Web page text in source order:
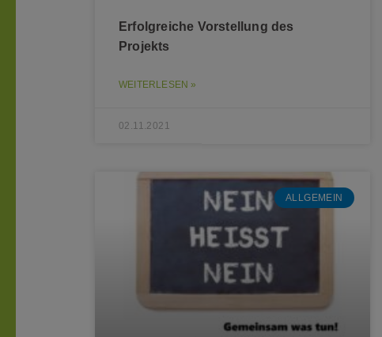
Erfolgreiche Vorstellung des
Projekts
WEITERLESEN »
02.11.2021
ALLGEMEIN